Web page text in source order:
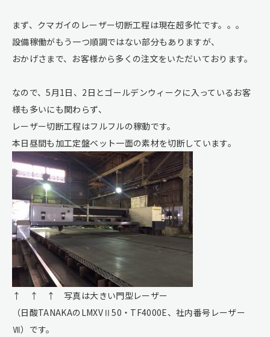
まず、クマガイのレーザー切断工程は現在超多忙です。。。
設備稼働がもう一つ順調ではない部分もありますが、
おかげさまで、お客様から多くの注文をいただいております。
なので、5月1日、2日とゴールデンウィークに入っているお客
様も多いにも関わらず、
レーザー切断工程はフルフルの稼動です。
本日昼間も加工定盤ベット一面の素材を切断しています。
↑ ↑ ↑ 写真は大きい門型レーザー
（日酸TANAKAのLMXVⅡ50・TF4000E、社内番号レーザー
Ⅶ）です。